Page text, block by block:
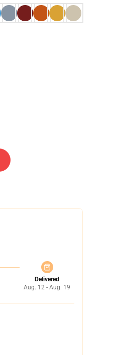
Delivered
Aug. 12 - Aug. 19